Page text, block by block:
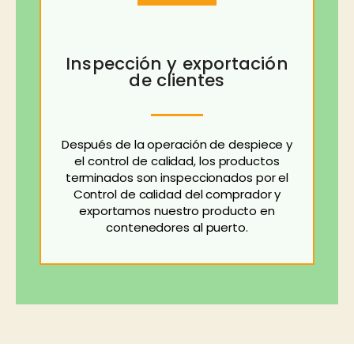
Inspección y exportación
de clientes
Después de la operación de despiece y
el control de calidad, los productos
terminados son inspeccionados por el
Control de calidad del comprador y
exportamos nuestro producto en
contenedores al puerto.